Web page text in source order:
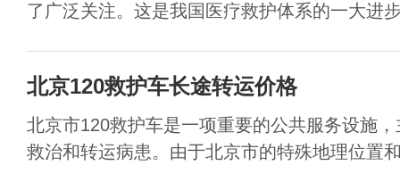
了广泛关注。这是我国医疗救护体系的一大进
北京120救护车长途转运价格
北京市120救护车是一项重要的公共服务设施
救治和转运病患。由于北京市的特殊地理位置